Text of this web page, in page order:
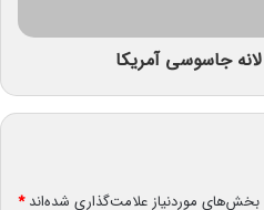
بخش‌های موردنیاز علامت‌گذاری شده‌اند*